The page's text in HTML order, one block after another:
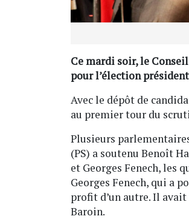
Ce mardi soir, le
pour l’élection
Avec le dépôt de
au premier tour du
Plusieurs
(PS) a soutenu Benoît
et Georges Fenech, les
Georges Fenech, qui a
profit d’un autre. Il avait
Baroin.